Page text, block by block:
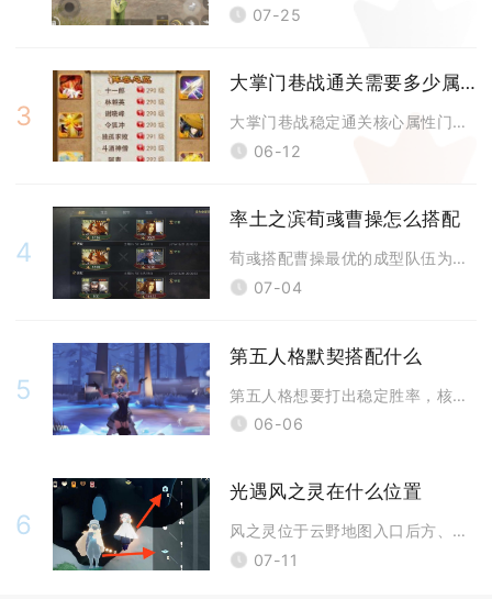
07-25
3
大掌门巷战通关需要多少属性
大掌门巷战稳定通关核心属性门槛：主力弟子攻击≥2.5万、防御≥1.8万
06-12
4
率土之滨荀彧曹操怎么搭配
荀彧搭配曹操最优的成型队伍为魏法刀狗刀，第三武将优先选择司马懿，大营荀
07-04
5
第五人格默契搭配什么
第五人格想要打出稳定胜率，核心在于角色技能、天赋搭配与实战走位形成高度
06-06
6
光遇风之灵在什么位置
风之灵位于云野地图入口后方、晨岛与云野交界的云海区域，形态为青色巡游光
07-11